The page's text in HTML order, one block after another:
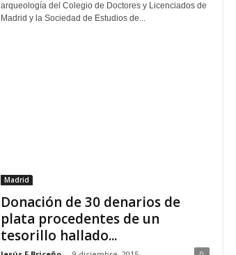
arqueología del Colegio de Doctores y Licenciados de
Madrid y la Sociedad de Estudios de...
Madrid
Donación de 30 denarios de
plata procedentes de un
tesorillo hallado...